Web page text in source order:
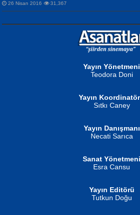
NURAN KÖSE BAYDAR
Ben Deniz Değilim ki...
26 Nisan 2016 31,367
Yayın Yönetmeni
Teodora Doni
Yayın
Sıtkı Caney
Yayın Danışmanı
Necati Sarıca
Sanat Yönetmeni
Esra Cansu
Yayın Editörü
Tutkun Doğu